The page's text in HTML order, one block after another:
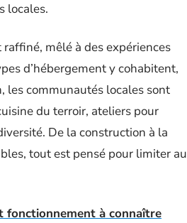
locales.
mêlé à des expériences
d’hébergement y cohabitent,
les communautés locales sont
du terroir, ateliers pour
De la construction à la
tout est pensé pour limiter au
fonctionnement à connaître